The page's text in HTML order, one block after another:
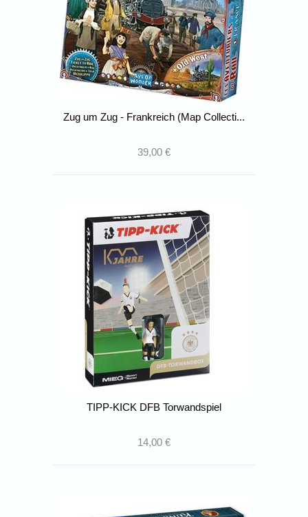
Zug um Zug - Frankreich (Map Collecti...
39,00 €
TIPP-KICK DFB Torwandspiel
14,00 €